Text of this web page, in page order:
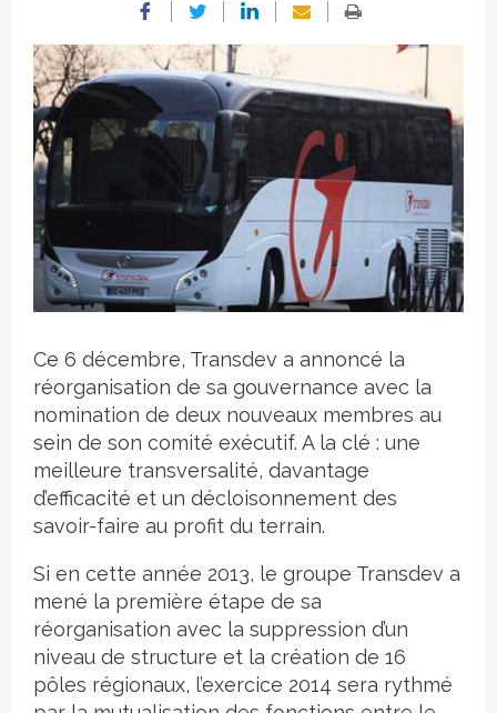
Crédit photo
Ce 6 décembre, Transdev a annoncé la
réorganisation de sa gouvernance avec la
nomination de deux nouveaux membres au
sein de son comité exécutif. A la clé : une
meilleure transversalité, davantage
d’efficacité et un décloisonnement des
savoir-faire au profit du terrain.
Si en cette année 2013, le groupe Transdev a
mené la première étape de sa
réorganisation avec la suppression d’un
niveau de structure et la création de 16
pôles régionaux, l’exercice 2014 sera rythmé